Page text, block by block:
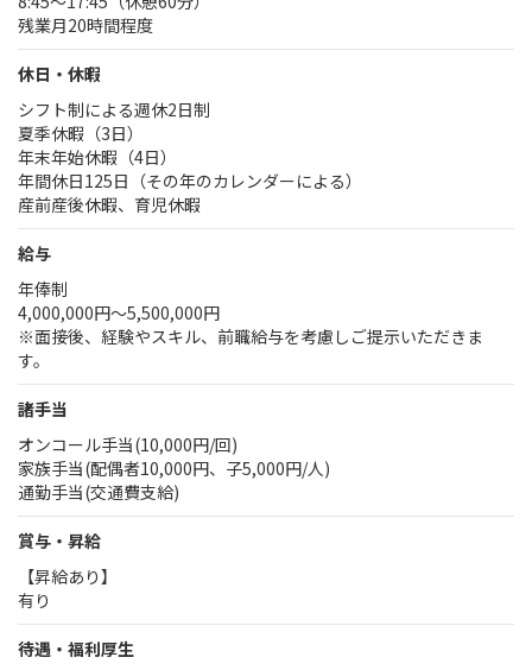
残業月20時間程度
休日・休暇
シフト制による週休2日制
夏季休暇（3日）
年末年始休暇（4日）
年間休日125日（その年のカレンダーによる）
産前産後休暇、育児休暇
給与
年俸制
4,000,000円～5,500,000円
※面接後、経験やスキル、前職給与を考慮しご提示いただきま
す。
諸手当
オンコール手当(10,000円/回)
家族手当(配偶者10,000円、子5,000円/人)
通勤手当(交通費支給)
賞与・昇給
【昇給あり】
有り
待遇・福利厚生